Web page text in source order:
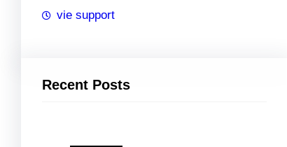
vie support
Recent Posts